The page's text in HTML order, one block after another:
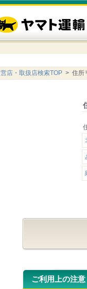
店・取扱店検索TOP > 住所
ご利用上の注意